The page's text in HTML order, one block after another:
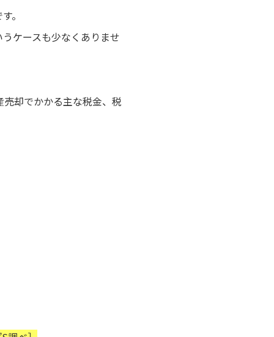
。
ケースも少なくありませ
売却でかかる主な税金、税